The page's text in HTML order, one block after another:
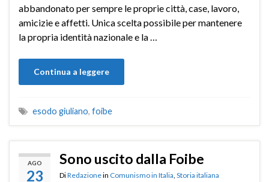
abbandonato per sempre le proprie città, case, lavoro,
amicizie e affetti. Unica scelta possibile per mantenere
la propria identità nazionale e la …
Continua a leggere
esodo giuliano, foibe
AGO
23
Sono uscito dalla Foibe
DiRedazionein Comunismo in Italia Storia italiana